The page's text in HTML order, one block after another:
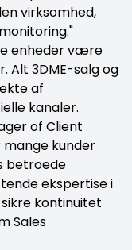
virksomhed,
enheder være
Alt 3DME-salg og
af
kanaler.
of Client
mange kunder
betroede
ekspertise i
kontinuitet
Sales